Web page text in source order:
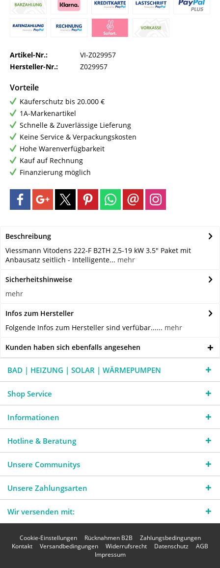
Artikel-Nr.:
VI-Z029957
Hersteller-Nr.:
Z029957
Vorteile
Käuferschutz bis 20.000 €
1A-Markenartikel
Schnelle & Zuverlässige Lieferung
Keine Service & Verpackungskosten
Hohe Warenverfügbarkeit
Kauf auf Rechnung
Finanzierung möglich
Beschreibung
Viessmann Vitodens 222-F B2TH 2,5-19 kW 3.5" Paket mit
Anbausatz seitlich - Intelligente... mehr
Sicherheitshinweise
mehr
Infos zum Hersteller
Folgende Infos zum Hersteller sind verfübar...... mehr
Kunden haben sich ebenfalls angesehen
BAD | HEIZUNG | SOLAR | WÄRMEPUMPEN
Shop Service
Informationen
Hotline & Beratung
Unsere Communitys
Unsere Zahlungsarten
Wir versenden mit:
Cookie-Einstellungen Rücknahmen B2B
Zahlungsbedingungen
Kontakt
Versandbedingungen Widerrufsrecht Datenschutz
AGB
Impressum